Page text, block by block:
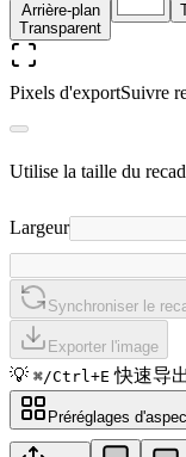
Arrière-plan
Transparent
Pixels d'exportSuivre
Utilise la taille du
Largeur
Synchroniser le
Exporter l'image
💡 ⌘/Ctrl+E 快速导
Préréglages